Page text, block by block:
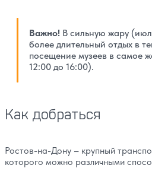
Важно! В сильную жару
более длительный отдых в
посещение музеев в самое
12:00 до 16:00).
Как добраться
Ростов-на-Дону – крупный
которого можно различными